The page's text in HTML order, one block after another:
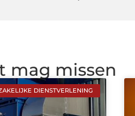
mag missen
DIENSTVERLENING